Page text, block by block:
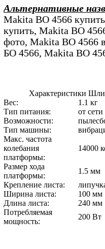
Альтернативные
Makita BO 4566
купить, Makita BO
фото, Makita BO 4566
БО 4566, Makita BO
Характеристики
Вес:
1.1 кг
Тип питания:
от сети
Возможности:
Тип машины:
Макс. частота
колебания
платформы:
14000
Размер хода
платформы:
1.5 мм
Крепление листа:
Ширина листа:
100 мм
Длина листа:
240 мм
Потребляемая
мощность:
200 Вт